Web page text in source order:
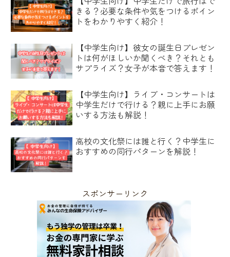
きる？必要な条件や気をつけるポイン
トをわかりやすく紹介！
【中学生向け】彼女の誕生日プレゼン
トは何がほしいか聞くべき？それとも
サプライズ？女子が本音で答えます！
【中学生向け】ライブ・コンサートは
中学生だけで行ける？親に上手にお願
いする方法も解説！
高校の文化祭には誰と行く？中学生に
おすすめの同行パターンを解説！
スポンサーリンク